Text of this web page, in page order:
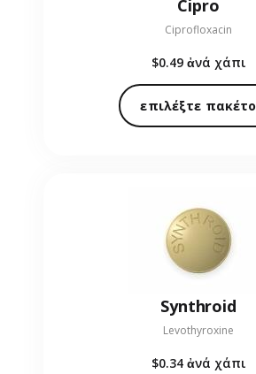
Cipro
Ciprofloxacin
$0.49 ἀνά χάπι
επιλέξτε πακέτο
Synthroid
Levothyroxine
$0.34 ἀνά χάπι